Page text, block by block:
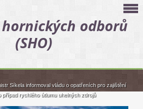
odborů
(SHO)
Síkela informoval vládu o opatřeních pro zajištění
případ rychlého útlumu uhelných zdrojů